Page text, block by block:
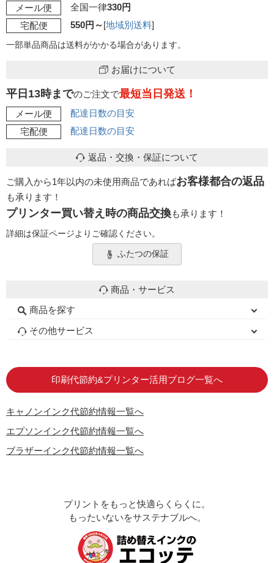
メール便
全国一律330円
宅配便
550円～[地域別送料]
一部単品商品は送料がかかる場合があります。
お届けについて
平日13時までのご注文で最短当日発送！
メール便
配達日数の目安
宅配便
配達日数の目安
返品・交換・保証について
ご購入から1年以内の未使用商品であればお客様都合の返品
も承ります！
プリンター買い替え時の商品交換も承ります！
詳細は保証ページよりご確認ください。
ふたつの保証
商品・サービス
商品を探す
初心者用セット
キャノンインク
エプソンインク
ブラザーインク
詰め替えインク
互換インクボトル
互換インクカートリッジ
再生インクカートリッジ
トナーカートリッジ
その他サービス
印刷代節約&プリンター活用ブログ一覧へ
キャノンインク代節約情報一覧へ
エプソンインク代節約情報一覧へ
ブラザーインク代節約情報一覧へ
プリントをもっと快適らくらくに。
もったいないをサステナブルへ。